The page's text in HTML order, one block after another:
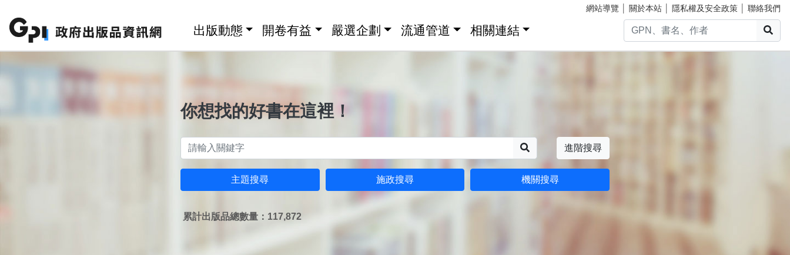
網站導覽 關於本站 隱私權及安全政策 聯絡我們
出版動態 開卷有益 嚴選企劃 流通管道 相關連結
你想找的好書在這裡！
進階搜尋
主題搜尋 施政搜尋 機關搜尋
累計出版品總數量：117,872